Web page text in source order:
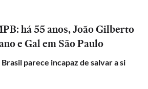
há 55 anos, João Gilberto
e Gal em São Paulo
parece incapaz de salvar a si